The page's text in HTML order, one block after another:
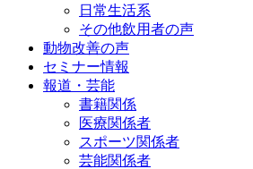
日常生活系
その他飲用者の声
動物改善の声
セミナー情報
報道・芸能
書籍関係
医療関係者
スポーツ関係者
芸能関係者